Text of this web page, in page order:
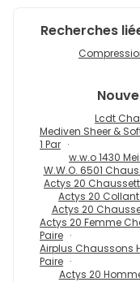
Recherches
Lcdt
Mediven Sheer &
1 Par
w.w.o 1430
W.W.O. 6501
Actys 20
Actys 20 Collant
Actys 20
Actys 20 Femme
Paire
Airplus Chaussons
Paire
Actys 20